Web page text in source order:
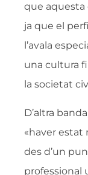
que aquesta
ja que el
l’avala
una cultura
la societat
D’altra
«haver estat
des d’un
professional